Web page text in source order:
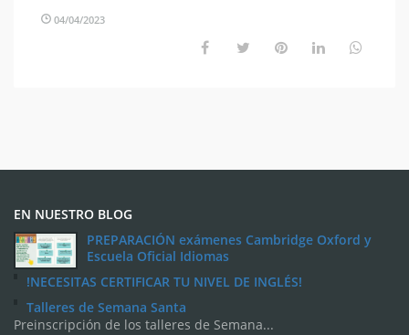
04/04/2023
EN NUESTRO BLOG
PREPARACIÓN exámenes Cambridge Oxford y
Escuela Oficial Idiomas
!NECESITAS CERTIFICAR TU NIVEL DE INGLÉS!
Talleres de Semana Santa
Preinscripción de los talleres de Semana...